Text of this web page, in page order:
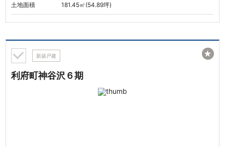
土地面積 181.45㎡(54.89坪)
新築戸建
利府町神谷沢６期
★